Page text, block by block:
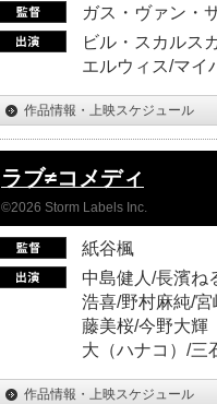
ガス・ヴァン・
ビル・スカルス
エルウィス/マイ
作品情報・上映スケジュール
ラブ≠コメディ
©2026 Storm Labels Inc.
紙谷楓
中島健人/長濱ね
浩喜/野村麻純/
藤美桜/今野大輝
大（ハナコ）/三
作品情報・上映スケジュール